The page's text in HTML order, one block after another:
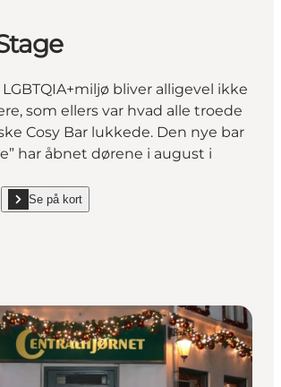
bliver alligevel ikke
som ellers var hvad alle troede
Cosy Bar lukkede. Den nye bar
har åbnet dørene i august i
Stage"
Se på kort
show Centre Stage on_map